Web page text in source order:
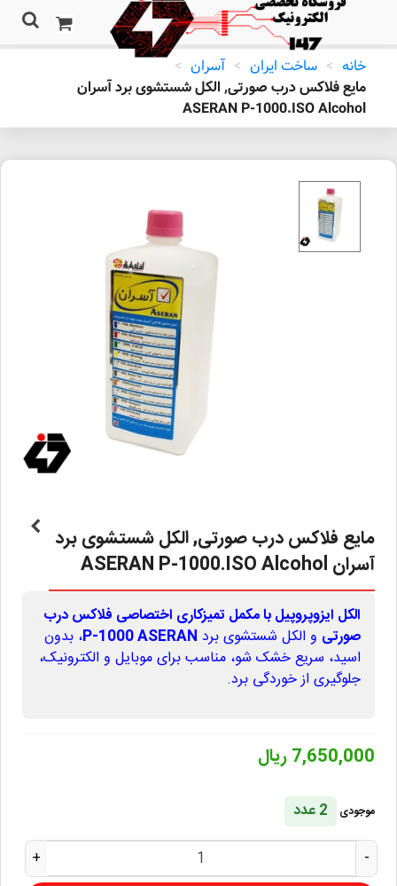
خانه > ساخت ایران > آسران >
مایع فلاکس درب صورتی, الکل شستشوی برد آسران
ASERAN P-1000.ISO Alcohol
مایع فلاکس درب صورتی, الکل شستشوی برد
آسران ASERAN P-1000.ISO Alcohol
الکل ایزوپروپیل با مکمل تمیزکاری اختصاصی فلاکس درب
صورتی و الکل شستشوی برد P-1000 ASERAN، بدون
اسید، سریع خشک شو، مناسب برای موبایل و الکترونیک،
جلوگیری از خوردگی برد.
7,650,000 ریال
موجودی
2 عدد
-
+